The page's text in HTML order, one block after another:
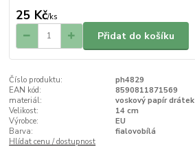
25 Kč/ks
Přidat do košíku
Číslo produktu:
ph4829
EAN kód:
8590811871569
materiál:
voskový papír drátek
Velikost:
14 cm
Výrobce:
EU
Barva:
fialovobílá
Hlídat cenu / dostupnost